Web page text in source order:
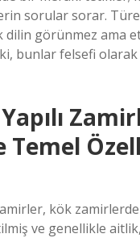
sorular sorar.
dilin görünmez ama
bunlar felsefi
Temel
kök
ve genellikle